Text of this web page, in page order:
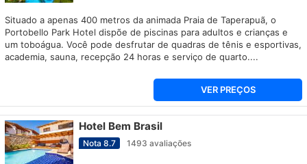
Situado a apenas 400 metros da animada Praia de Taperapuã, o
Portobello Park Hotel dispõe de piscinas para adultos e crianças e
um toboágua. Você pode desfrutar de quadras de tênis e esportivas,
academia, sauna, recepção 24 horas e serviço de quarto....
VER PREÇOS
Hotel Bem Brasil
Nota 8.7 1493 avaliações